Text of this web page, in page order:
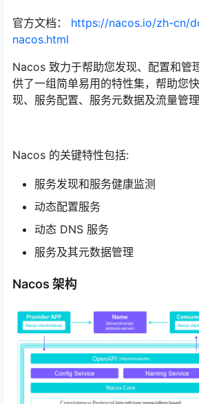
官方文档： https://nacos.io/zh-cn/
nacos.html
Nacos 致力于帮助您发现、配置和管
供了一组简单易用的特性集，帮助您
现、服务配置、服务元数据及流量管理
Nacos 的关键特性包括:
服务发现和服务健康监测
动态配置服务
动态 DNS 服务
服务及其元数据管理
Nacos 架构